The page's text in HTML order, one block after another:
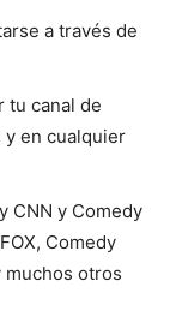
a través de
tu canal de
y en cualquier
CNN y Comedy
Comedy
muchos otros